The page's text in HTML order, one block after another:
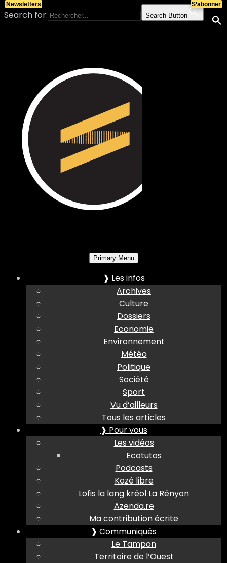
Search for: Search Button
Primary Menu
❱ Les infos
Archives
Culture
Dossiers
Economie
Environnement
Météo
Politique
Société
Sport
Vu d’ailleurs
Tous les articles
❱ Pour vous
Les vidéos
Ecotutos
Podcasts
Kozé libre
Lofis la lang kréol La Rényon
Azenda.re
Ma contribution écrite
❱ Communiqués
Le Tampon
Territoire de l’Ouest
S’abonner
Newsletters